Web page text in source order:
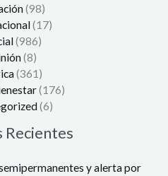
(98)
(17)
(986)
(8)
(361)
(176)
(6)
Recientes
y alerta por